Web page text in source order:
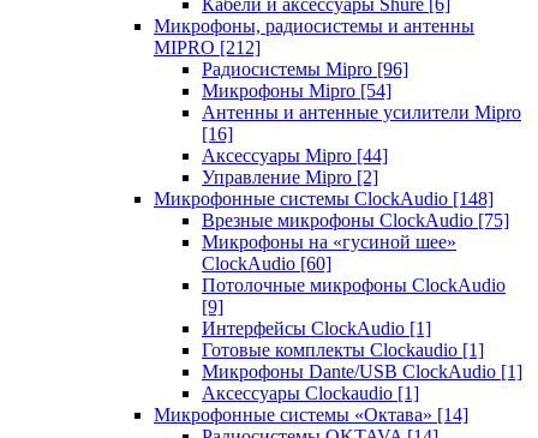
Кабели и аксессуары Shure [6]
Микрофоны, радиосистемы и антенны
MIPRO [212]
Радиосистемы Mipro [96]
Микрофоны Mipro [54]
Антенны и антенные усилители Mipro
[16]
Аксессуары Mipro [44]
Управление Mipro [2]
Микрофонные системы ClockAudio [148]
Врезные микрофоны ClockAudio [75]
Микрофоны на «гусиной шее»
ClockAudio [60]
Потолочные микрофоны ClockAudio
[9]
Интерфейсы ClockAudio [1]
Готовые комплекты Clockaudio [1]
Микрофоны Dante/USB ClockAudio [1]
Аксессуары Clockaudio [1]
Микрофонные системы «Октава» [14]